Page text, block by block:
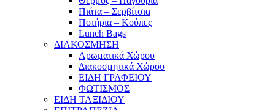
Πιάτα – Σερβίτσια
Ποτήρια – Κούπες
Lunch Bags
ΔΙΑΚΟΣΜΗΣΗ
Αρωματικά Χώρου
Διακοσμητικά Χώρου
ΕΙΔΗ ΓΡΑΦΕΙΟΥ
ΦΩΤΙΣΜΟΣ
ΕΙΔΗ ΤΑΞΙΔΙΟΥ